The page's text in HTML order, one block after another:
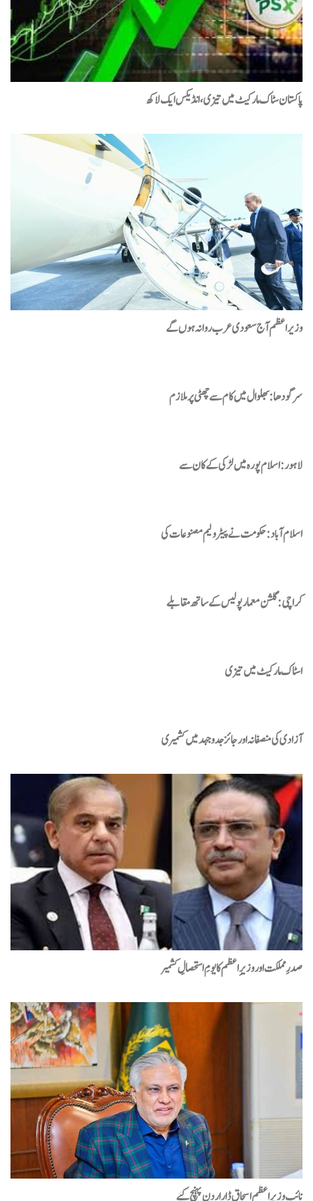
پاکستان سٹاک مارکیٹ میں تیزی، انڈیکس ایک لاکھ
وزیراعظم آج سعودی عرب روانہ ہوں گے
سرگودھا: بھلوال میں کام سے چھٹی پر ملازم
لاہور: اسلام پورہ میں لڑکی کے کان سے
اسلام آباد : حکومت نے پیٹرولیم مصنوعات کی
کراچی : گلشن معمار پولیس کے ساتھ مقابلے
اسٹاک مارکیٹ میں تیزی
آزادی کی منصفانہ اور جائز جدوجہد میں کشمیری
صدرِ مملکت اور وزیرِاعظم کا یومِ استحصالِ کشمیر
نائب وزیرِ اعظم اسحاق ڈار اردن پہنچ گئے